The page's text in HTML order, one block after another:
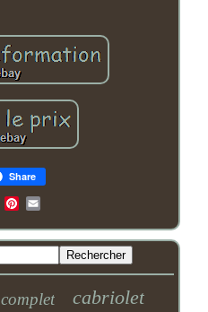
Share
Email
complet cabriolet